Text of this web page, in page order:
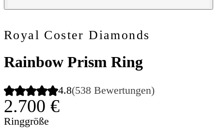
Royal Coster Diamonds
Rainbow Prism Ring
4.8(538 Bewertungen)
2.700 €
Ringgröße